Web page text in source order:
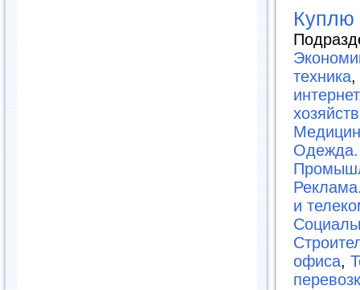
Куплю
техника,
интернет
и
офиса,